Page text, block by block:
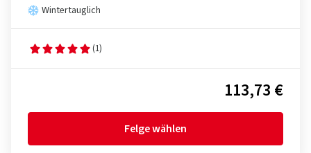
Wintertauglich
(1)
113,73 €
Felge wählen